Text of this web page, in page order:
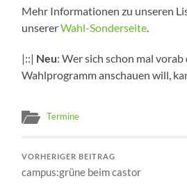
Mehr Informationen zu unseren
unsererWahl-Sonderseite
|::| Neu: Wer sich schon mal vorab
Wahlprogramm anschauen will,
Termine
VORHERIGER BEITRAG
campus:grüne beim castor